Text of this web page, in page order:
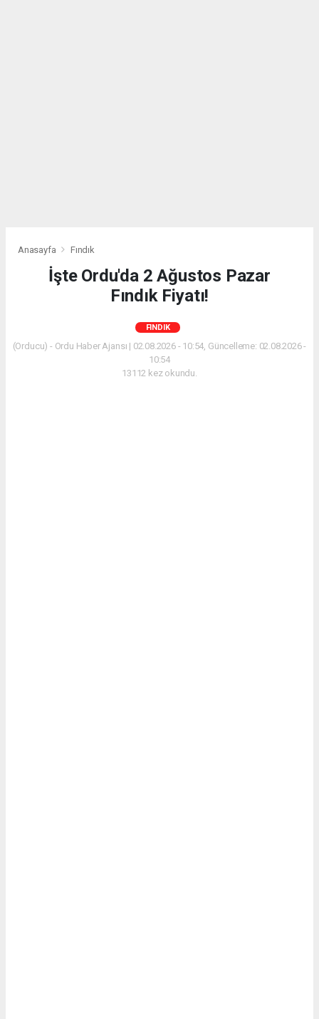
Anasayfa Fındık
İşte Ordu'da 2 Ağustos Pazar
Fındık Fiyatı!
FINDIK
(Orducu) - Ordu Haber Ajansı | 02.08.2026 - 10:54, Güncelleme: 02.08.2026 -
10:54
13112 kez okundu.